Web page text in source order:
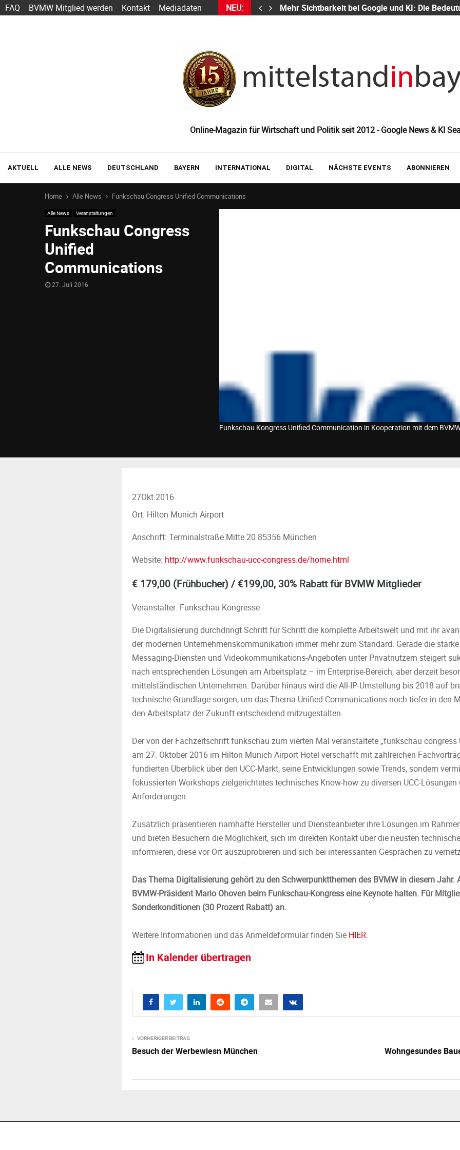
FAQ BVMW Mitglied werden Kontakt Mediadaten NEU:
heute schon funktioniert — und wie der Einstieg gelingt Mehr Sichtbarkeit bei Google und KI: Die
Online-Magazin für Wirtschaft und Politik seit 2012 - Google News & KI
AKTUELL ALLE NEWS DEUTSCHLAND BAYERN INTERNATIONAL DIGITAL NÄCHSTE EVENTS ABONNIEREN
Home Alle News Funkschau Congress Unified Communications
Alle News Veranstaltungen
Funkschau Congress
Unified
Communications
27. Juli 2016
Funkschau Kongress Unified Communication in Kooperation mit dem
27Okt.2016
Ort: Hilton Munich Airport
Anschrift: Terminalstraße Mitte 20 85356 München
Website: http://www.funkschau-ucc-congress.de/home.html
€ 179,00 (Frühbucher) / €199,00, 30% Rabatt für BVMW Mitglieder
Veranstalter: Funkschau Kongresse
Die Digitalisierung durchdringt Schritt für Schritt die komplette Arbeitswelt und mit ihr
der modernen Unternehmenskommunikation immer mehr zum Standard. Gerade die
Messaging-Diensten und Videokommunikations-Angeboten unter Privatnutzern steigert
nach entsprechenden Lösungen am Arbeitsplatz – im Enterprise-Bereich, aber derzeit
mittelständischen Unternehmen. Darüber hinaus wird die All-IP-Umstellung bis 2018 auf
technische Grundlage sorgen, um das Thema Unified Communications noch tiefer in den
den Arbeitsplatz der Zukunft entscheidend mitzugestalten.
Der von der Fachzeitschrift funkschau zum vierten Mal veranstaltete „funkschau
am 27. Oktober 2016 im Hilton Munich Airport Hotel verschafft mit zahlreichen
fundierten Überblick über den UCC-Markt, seine Entwicklungen sowie Trends, sondern
fokussierten Workshops zielgerichtetes technisches Know-how zu diversen UCC-
Anforderungen.
Zusätzlich präsentieren namhafte Hersteller und Diensteanbieter ihre Lösungen im
und bieten Besuchern die Möglichkeit, sich im direkten Kontakt über die neusten
informieren, diese vor Ort auszuprobieren und sich bei interessanten Gesprächen zu
Das Thema Digitalisierung gehört zu den Schwerpunktthemen des BVMW in diesem Jahr.
BVMW-Präsident Mario Ohoven beim Funkschau-Kongress eine Keynote halten. Für
Sonderkonditionen (30 Prozent Rabatt) an.
Weitere Informationen und das Anmeldeformular finden Sie HIER.
In Kalender übertragen
VORHERIGER BEITRAG
Besuch der Werbewiesn München Wohngesundes